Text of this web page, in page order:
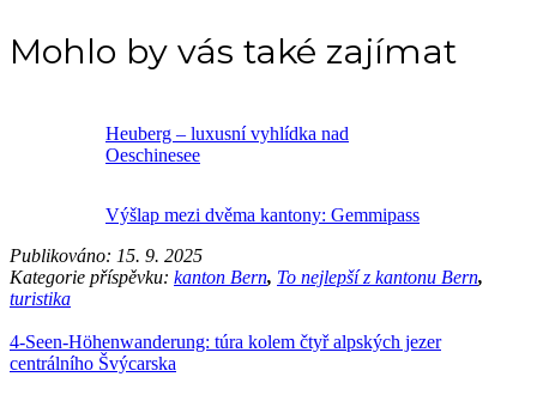
Mohlo by vás také zajímat
Heuberg – luxusní vyhlídka nad
Oeschinesee
Výšlap mezi dvěma kantony: Gemmipass
Publikováno: 15. 9. 2025
Kategorie příspěvku: kanton Bern, To nejlepší z kantonu Bern,
turistika
4-Seen-Höhenwanderung: túra kolem čtyř alpských jezer
centrálního Švýcarska